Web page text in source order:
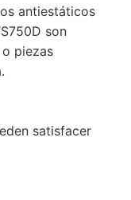
antiestáticos
son
piezas
satisfacer